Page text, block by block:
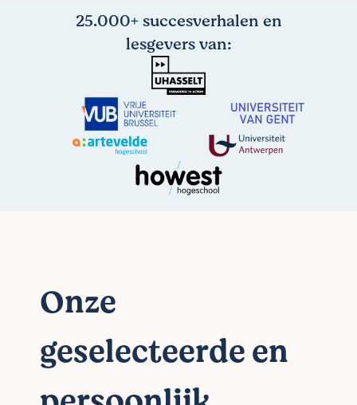
25.000+ succesverhalen en
lesgevers van:
Onze
geselecteerde en